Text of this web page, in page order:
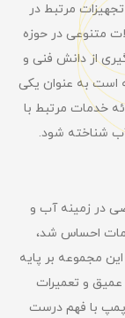
مرتبط در
متنوعی در حوزه
از دانش فنی و
است به عنوان یکی
خدمات مرتبط با
آب شناخته شود.
در زمینه آب و
احساس شد،
مجموعه بر پایه
و تعمیرات
با فهم درست